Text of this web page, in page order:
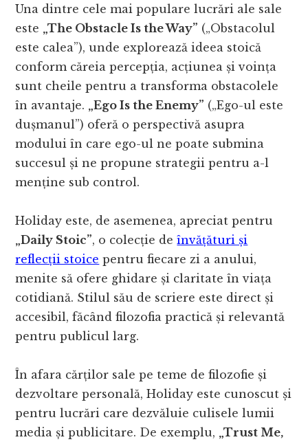
Una dintre cele mai populare lucrări ale sale
este „The Obstacle Is the Way” („Obstacolul
este calea”), unde explorează ideea stoică
conform căreia percepția, acțiunea și voința
sunt cheile pentru a transforma obstacolele
în avantaje. „Ego Is the Enemy” („Ego-ul este
dușmanul”) oferă o perspectivă asupra
modului în care ego-ul ne poate submina
succesul și ne propune strategii pentru a-l
menține sub control.
Holiday este, de asemenea, apreciat pentru
„Daily Stoic”, o colecție deînvățături și
reflecții stoice pentru fiecare zi a anului,
menite să ofere ghidare și claritate în viața
cotidiană. Stilul său de scriere este direct și
accesibil, făcând filozofia practică și relevantă
pentru publicul larg.
În afara cărților sale pe teme de filozofie și
dezvoltare personală, Holiday este cunoscut și
pentru lucrări care dezvăluie culisele lumii
media și publicitare. De exemplu, „Trust Me,